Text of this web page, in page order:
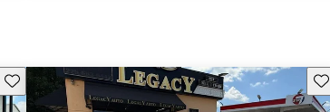
Guarda este Aviso